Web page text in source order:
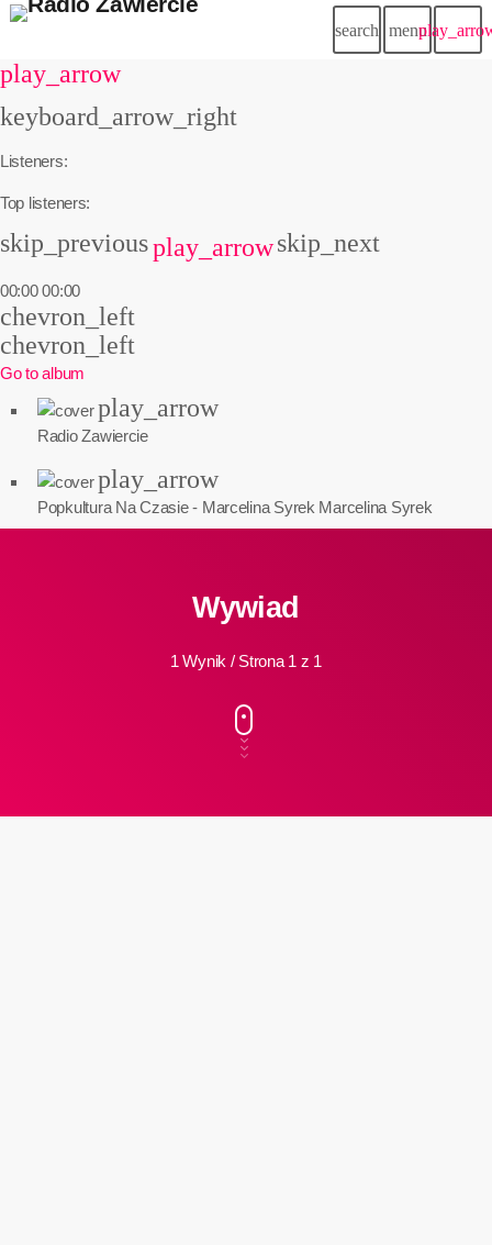
play_arrow
keyboard_arrow_right
Listeners:
Top listeners:
skip_previousplay_arrowskip_next
00:00 00:00
chevron_left
chevron_left
Go to album
play_arrow
Radio Zawiercie
play_arrow
Popkultura Na Czasie - Marcelina Syrek Marcelina Syrek
search menu
Wywiad
1 Wynik / Strona 1 z 1